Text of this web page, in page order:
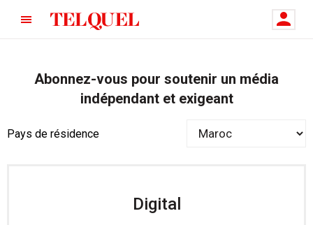
Abonnez-vous pour soutenir un média
indépendant et exigeant
Pays de résidence
Digital